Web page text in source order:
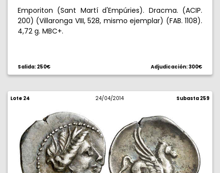
Emporiton (Sant Martí d'Empúries). Dracma. (ACIP.
200) (Villaronga VIII, 528, mismo ejemplar) (FAB. 1108).
4,72 g. MBC+.
Salida: 250€ Adjudicación: 300€
Lote 24 24/04/2014 Subasta 259